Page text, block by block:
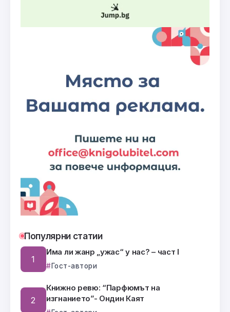
Популярни статии
Има ли жанр „ужас“ у нас? – част I
Гост-автори
Книжно ревю: “Парфюмът на
изгнанието”- Ондин Каят